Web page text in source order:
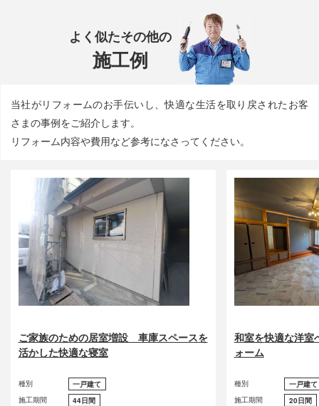
よく似たその他の
施工例
当社がリフォームのお手伝いし、快適な生活を取り戻されたお客
さまの事例をご紹介します。
リフォーム内容や費用など参考になさってください。
ご家族のための居室増設 車庫スペースを
活かした快適な寝室
種別
一戸建て
施工期間
44日間
和室を快適な洋室
ォーム
種別
一戸建て
施工期間
20日間